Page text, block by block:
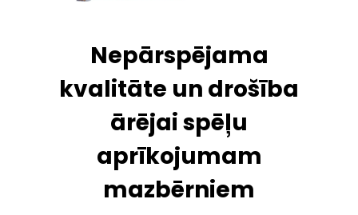
Nepārspējama
kvalitāte un drošība
ārējai spēļu
aprīkojumam
mazbērniem